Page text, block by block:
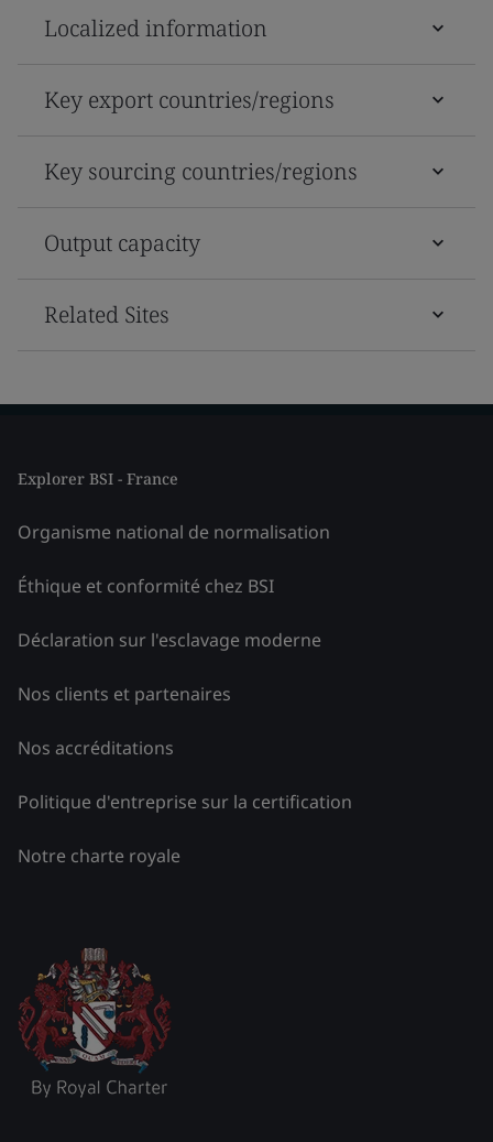
Localized information
Key export countries/regions
Key sourcing countries/regions
Output capacity
Related Sites
Explorer BSI - France
Organisme national de normalisation
Éthique et conformité chez BSI
Déclaration sur l'esclavage moderne
Nos clients et partenaires
Nos accréditations
Politique d'entreprise sur la certification
Notre charte royale